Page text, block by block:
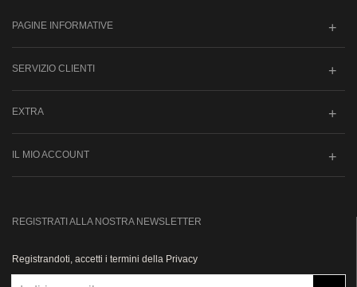
PAGINE INFORMATIVE
SERVIZIO CLIENTI
EXTRA
IL MIO ACCOUNT
REGISTRATI ALLA NOSTRA NEWSLETTER
Registrandoti, accetti i termini della Privacy